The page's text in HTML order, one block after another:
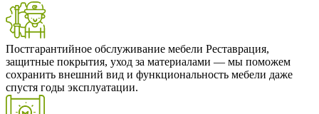
Постгарантийное обслуживание мебели Реставрация,
защитные покрытия, уход за материалами — мы поможем
сохранить внешний вид и функциональность мебели даже
спустя годы эксплуатации.